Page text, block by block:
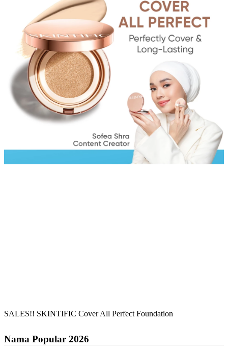
SALES!! SKINTIFIC Cover All Perfect Foundation
Nama Popular 2026